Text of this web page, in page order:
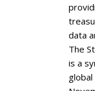
data
The
is a